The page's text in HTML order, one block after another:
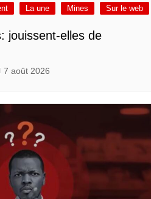
La une Mines Sur le web
jouissent-elles de
7 août 2026